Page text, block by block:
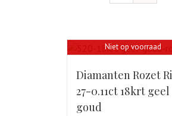
Niet op voorraad
Diamanten Rozet
27-0.11ct 18krt geel
goud